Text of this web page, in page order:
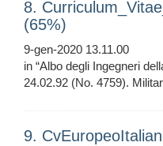
8.
(65%)
9-gen-2020 13.11.00
in “Albo degli Ingegneri
24.02.92 (No. 4759).
9.